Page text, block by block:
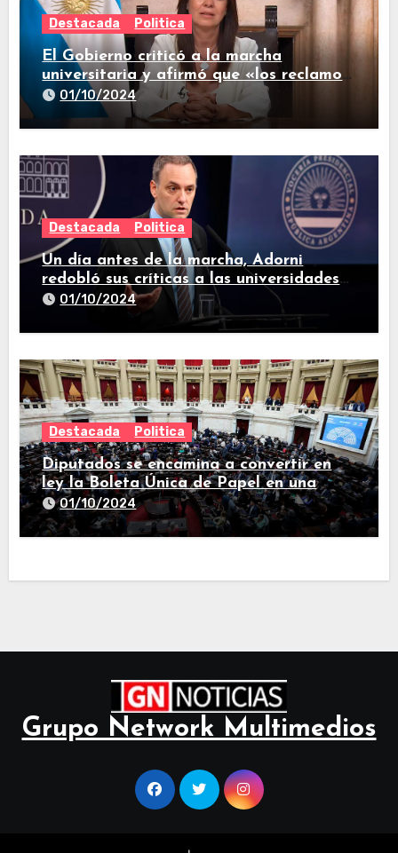
Destacada Politica
El Gobierno criticó a la marcha
universitaria y afirmó que «los reclamos
están todos resueltos»
01/10/2024
Destacada Politica
Un día antes de la marcha, Adorni
redobló sus críticas a las universidades
nacionales
01/10/2024
Destacada Politica
Diputados se encamina a convertir en
ley la Boleta Única de Papel en una
larga sesión
01/10/2024
Grupo Network Multimedios